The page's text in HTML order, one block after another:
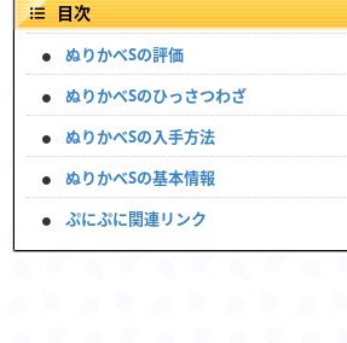
目次
ぬりかべSの評価
ぬりかべSのひっさつわざ
ぬりかべSの入手方法
ぬりかべSの基本情報
ぷにぷに関連リンク